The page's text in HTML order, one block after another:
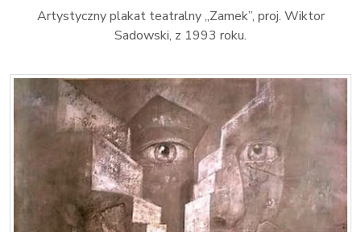
Artystyczny plakat teatralny „Zamek”, proj. Wiktor
Sadowski, z 1993 roku.